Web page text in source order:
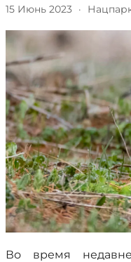
15 Июнь 2023 ·
Во время